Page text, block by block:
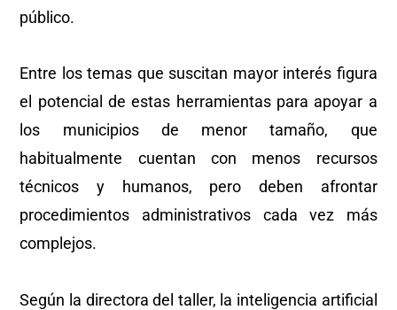
público.
Entre los temas que suscitan mayor interés figura
el potencial de estas herramientas para apoyar a
los municipios de menor tamaño, que
habitualmente cuentan con menos recursos
técnicos y humanos, pero deben afrontar
procedimientos administrativos cada vez más
complejos.
Según la directora del taller, la inteligencia artificial